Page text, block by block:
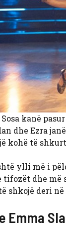
kanë
dhe Ezra
kohë të
ylli më i
dhe më
shkojë deri
Emma